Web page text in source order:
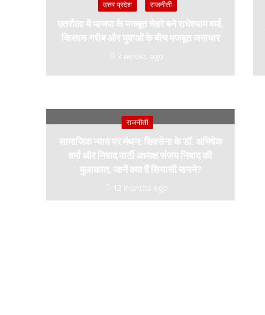
उत्तर प्रदेश राजनीती
उतरौला में भाजपा के मजबूत चेहरे बने राधेश्याम वर्मा,
किसान-गरीब और युवाओं के बीच मजबूत जनाधार
3 weeks ago
राजनीती
सामाजिक न्याय पर मंथन: शिवसेना के डॉ. अभिषेक
वर्मा और निषाद पार्टी अध्यक्ष संजय निषाद की
मुलाकात, जानें क्या हैं सियासी मायने?
12 months ago